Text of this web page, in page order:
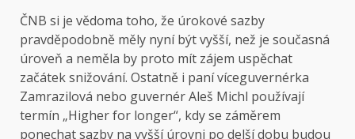
ČNB si je vědoma toho, že úrokové sazby
pravděpodobně měly nyní být vyšší, než je současná
úroveň a neměla by proto mít zájem uspěchat
začátek snižování. Ostatně i paní víceguvernérka
Zamrazilová nebo guvernér Aleš Michl používají
termín „Higher for longer“, kdy se záměrem
ponechat sazby na vyšší úrovni po delší dobu budou